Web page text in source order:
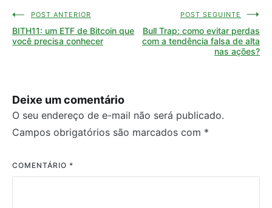
Navegação
de
POST ANTERIOR
BITH11: um ETF de Bitcoin que
você precisa conhecer
POST SEGUINTE
Bull Trap: como evitar perdas
com a tendência falsa de alta
nas ações?
Deixe um comentário
O seu endereço de e-mail não será publicado.
Campos obrigatórios são marcados com *
COMENTÁRIO *